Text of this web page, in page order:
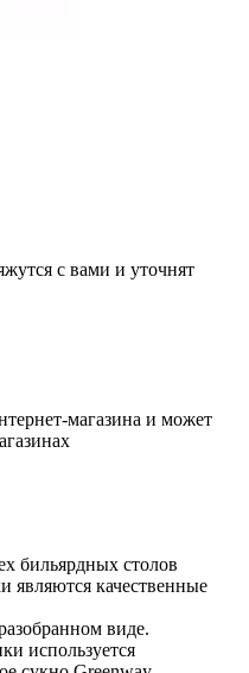
с вами и уточнят
магазина и может
бильярдных столов
качественные
виде.
используется